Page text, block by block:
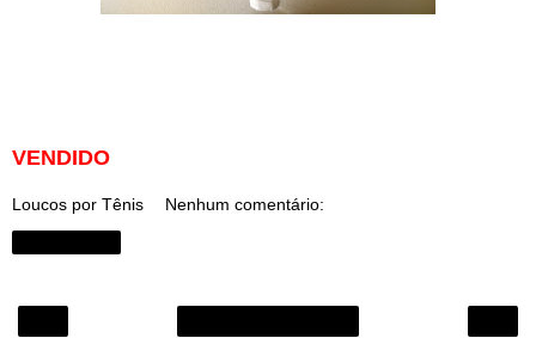
VENDIDO
Loucos por Tênis Nenhum comentário: